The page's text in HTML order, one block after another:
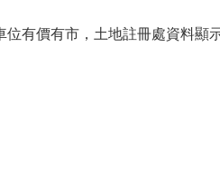
位有價有市，土地註冊處資料